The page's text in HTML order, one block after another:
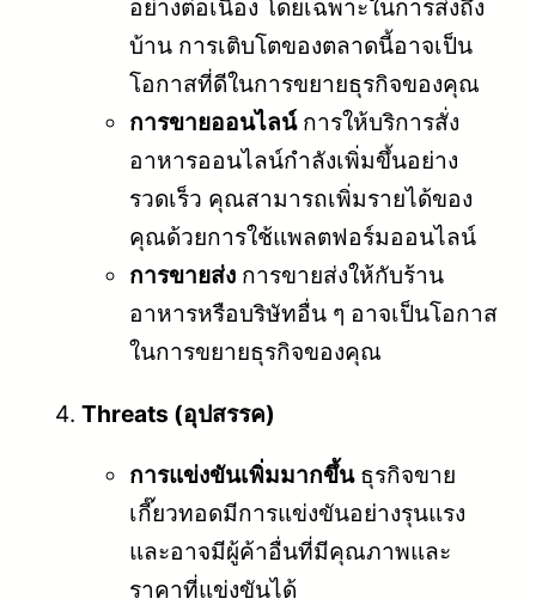
อย่างต่อเนื่อง โดยเฉพาะในการส่งถึง
บ้าน การเติบโตของตลาดนี้อาจเป็น
โอกาสที่ดีในการขยายธุรกิจของคุณ
การขายออนไลน์การให้บริการสั่ง
อาหารออนไลน์กำลังเพิ่มขึ้นอย่าง
รวดเร็ว คุณสามารถเพิ่มรายได้ของ
คุณด้วยการใช้แพลตฟอร์มออนไลน์
การขายส่ง การขายส่งให้กับร้าน
อาหารหรือบริษัทอื่น ๆ อาจเป็นโอกาส
ในการขยายธุรกิจของคุณ
Threats (อุปสรรค)
การแข่งขันเพิ่มมากขึ้นธุรกิจขาย
เกี๊ยวทอดมีการแข่งขันอย่างรุนแรง
และอาจมีผู้ค้าอื่นที่มีคุณภาพและ
ราคาที่แข่งขันได้